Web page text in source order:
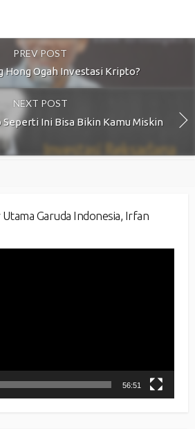
PREV POST
Hong Ogah Investasi Kripto?
NEXT POST
Seperti Ini Bisa Bikin Kamu Miskin
Garuda Indonesia, Irfan
56:51